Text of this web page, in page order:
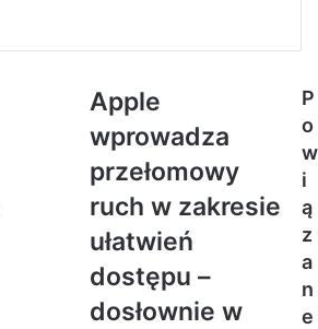
Apple
wprowadza
przełomowy
ruch w zakresie
ułatwień
dostępu –
dosłownie w
P
o
w
i
ą
z
a
n
e